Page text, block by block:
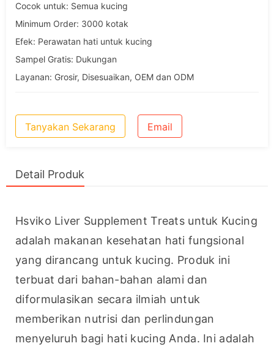
Cocok untuk: Semua kucing
Minimum Order: 3000 kotak
Efek: Perawatan hati untuk kucing
Sampel Gratis: Dukungan
Layanan: Grosir, Disesuaikan, OEM dan ODM
Tanyakan Sekarang Email
Detail Produk
Hsviko Liver Supplement Treats untuk Kucing
adalah makanan kesehatan hati fungsional
yang dirancang untuk kucing. Produk ini
terbuat dari bahan-bahan alami dan
diformulasikan secara ilmiah untuk
memberikan nutrisi dan perlindungan
menyeluruh bagi hati kucing Anda. Ini adalah